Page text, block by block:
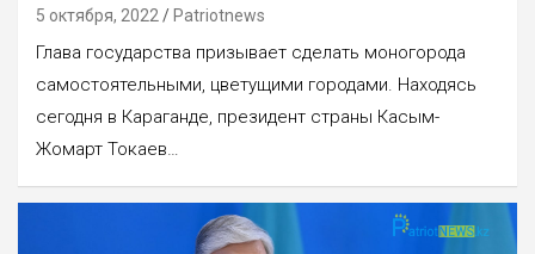
5 октября, 2022 Patriotnews
Глава государства призывает сделать моногорода
самостоятельными, цветущими городами. Находясь
сегодня в Караганде, президент страны Касым-
Жомарт Токаев…